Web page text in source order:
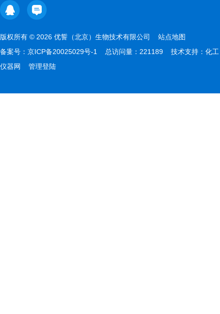
版权所有 © 2026 优誓（北京）生物技术有限公司 站点地图
备案号： 京ICP备20025029号-1 总访问量：221189 技术支持： 化工
仪器网
管理登陆